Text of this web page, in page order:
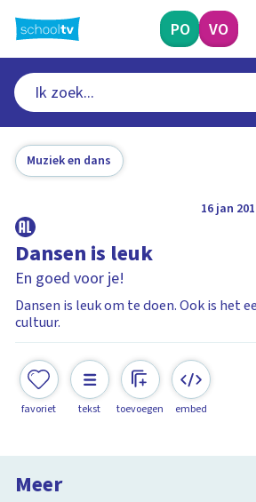
naar
hoofdinhoud
PO VO
Muziek en dans
16 jan
Dansen is leuk
En goed voor je!
Dansen is leuk om te doen. Ook is het
cultuur.
favoriet tekst toevoegen embed
Meer